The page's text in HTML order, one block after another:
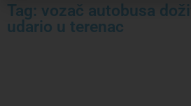
Tag: vozač autobusa
udario u terenac